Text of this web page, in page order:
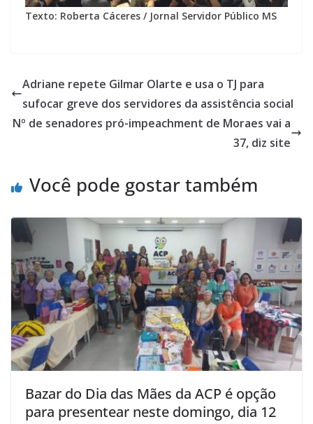
Texto: Roberta Cáceres / Jornal Servidor Público MS
Adriane repete Gilmar Olarte e usa o TJ para
sufocar greve dos servidores da assistência social
Nº de senadores pró-impeachment de Moraes vai a
37, diz site
Você pode gostar também
Bazar do Dia das Mães da ACP é opção
para presentear neste domingo, dia 12